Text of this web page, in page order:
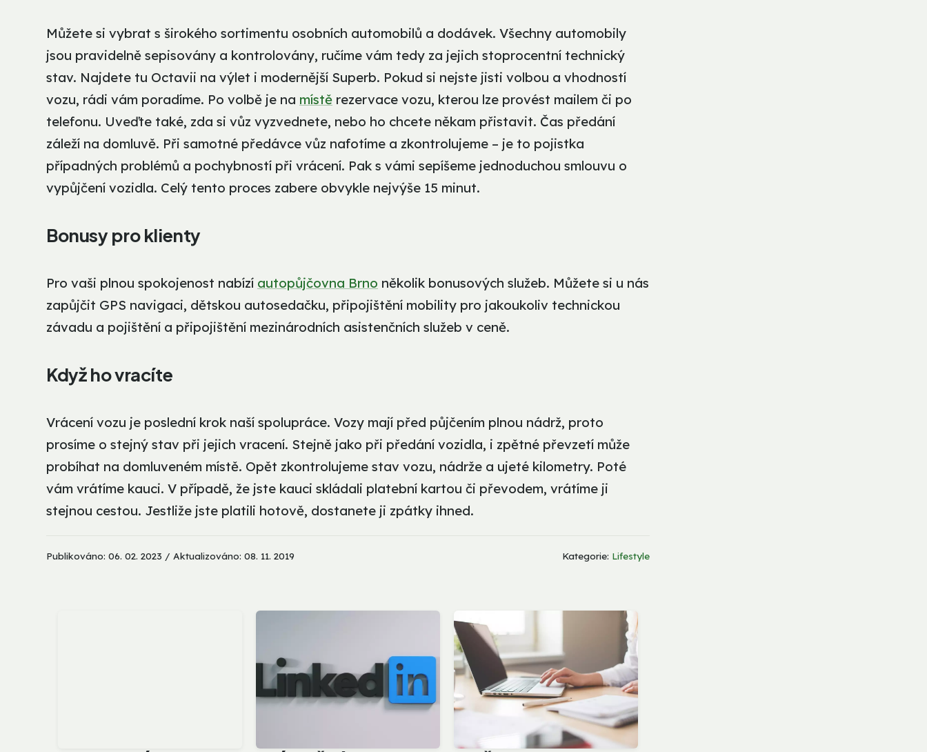
Můžete si vybrat s širokého sortimentu osobních automobilů a dodávek. Všechny automobily
jsou pravidelně sepisovány a kontrolovány, ručíme vám tedy za jejich stoprocentní technický
stav. Najdete tu Octavii na výlet i modernější Superb. Pokud si nejste jisti volbou a vhodností
vozu, rádi vám poradíme. Po volbě je na místě rezervace vozu, kterou lze provést mailem či po
telefonu. Uveďte také, zda si vůz vyzvednete, nebo ho chcete někam přistavit. Čas předání
záleží na domluvě. Při samotné předávce vůz nafotíme a zkontrolujeme – je to pojistka
případných problémů a pochybností při vrácení. Pak s vámi sepíšeme jednoduchou smlouvu o
vypůjčení vozidla. Celý tento proces zabere obvykle nejvýše 15 minut.
Bonusy pro klienty
Pro vaši plnou spokojenost nabízí autopůjčovna Brno několik bonusových služeb. Můžete si u nás
zapůjčit GPS navigaci, dětskou autosedačku, připojištění mobility pro jakoukoliv technickou
závadu a pojištění a připojištění mezinárodních asistenčních služeb v ceně.
Když ho vracíte
Vrácení vozu je poslední krok naší spolupráce. Vozy mají před půjčením plnou nádrž, proto
prosíme o stejný stav při jejich vracení. Stejně jako při předání vozidla, i zpětné převzetí může
probíhat na domluveném místě. Opět zkontrolujeme stav vozu, nádrže a ujeté kilometry. Poté
vám vrátíme kauci. V případě, že jste kauci skládali platební kartou či převodem, vrátíme ji
stejnou cestou. Jestliže jste platili hotově, dostanete ji zpátky ihned.
Publikováno: 06. 02. 2023 / Aktualizováno: 08. 11. 2019 Kategorie: Lifestyle